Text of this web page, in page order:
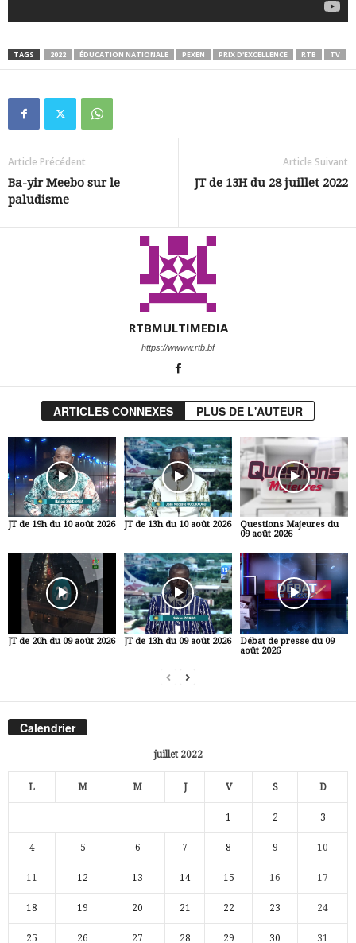
TAGS 2022 ÉDUCATION NATIONALE PEXEN PRIX D'EXCELLENCE RTB TV
Article Précédent
Ba-yir Meebo sur le
paludisme
Article Suivant
JT de 13H du 28 juillet 2022
RTBMULTIMEDIA
https://wwww.rtb.bf
ARTICLES CONNEXES PLUS DE L'AUTEUR
JT de 19h du 10 août 2026 JT de 13h du 10 août 2026
Questions Majeures du
09 août 2026
JT de 20h du 09 août 2026 JT de 13h du 09 août 2026
Débat de presse du 09
août 2026
Calendrier
juillet 2022
L M M J V S D
1 2 3
4 5 6 7 8 9 10
11 12 13 14 15 16 17
18 19 20 21 22 23 24
25 26 27 28 29 30 31